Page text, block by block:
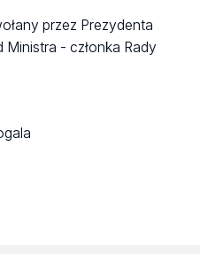
przez Prezydenta
Ministra - członka Rady